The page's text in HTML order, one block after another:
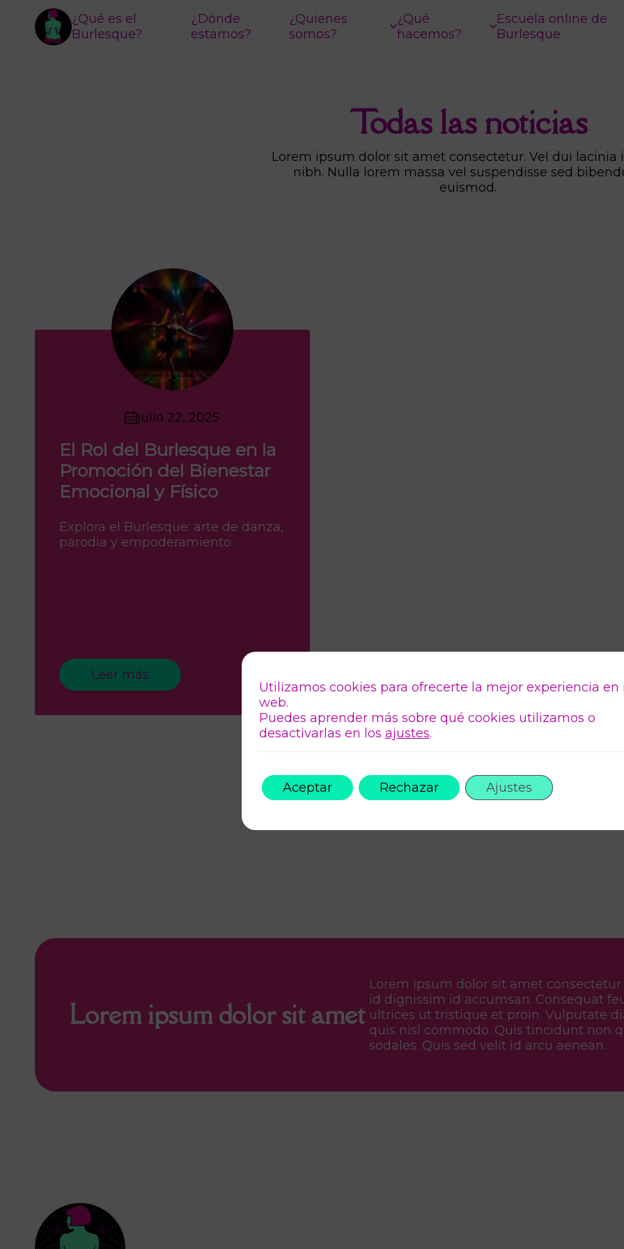
¿Qué es el
Burlesque?
¿Dónde
estamos?
¿Quienes
somos?
¿Qué
hacemos?
Escuela online de
Burlesque
Todas las noticias
Lorem ipsum dolor sit amet consectetur. Vel dui lacinia
nibh. Nulla lorem massa vel suspendisse sed
euismod.
julio 22, 2025
El Rol del Burlesque en la
Promoción del Bienestar
Emocional y Físico
Explora el Burlesque: arte de danza,
parodia y empoderamiento.
Leer más
Lorem ipsum dolor sit amet
Lorem ipsum dolor sit amet
id dignissim id accumsan. Consequat
ultrices ut tristique et proin. Vulputate
quis nisl commodo. Quis tincidunt non
sodales. Quis sed velit id arcu aenean.
Utilizamos cookies para ofrecerte la mejor experiencia en
web.
Puedes aprender más sobre qué cookies utilizamos o
desactivarlas en los ajustes.
Aceptar Rechazar Ajustes